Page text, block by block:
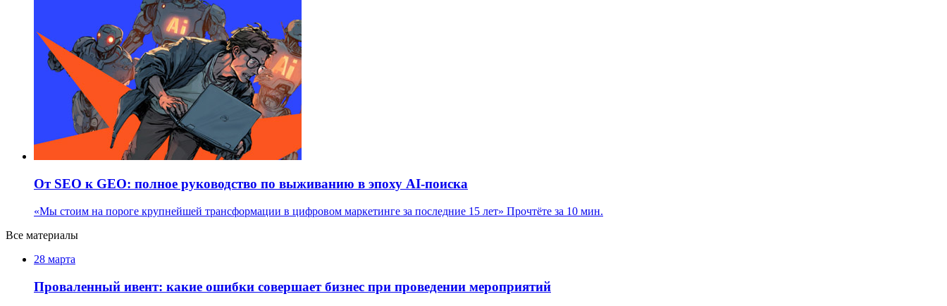
От SEO к GEO: полное руководство по выживанию в эпоху AI-поиска
«Мы стоим на пороге крупнейшей трансформации в цифровом маркетинге за последние 15 лет» Прочтёте за 10 мин.
Все материалы
28 марта
Проваленный ивент: какие ошибки совершает бизнес при проведении мероприятий